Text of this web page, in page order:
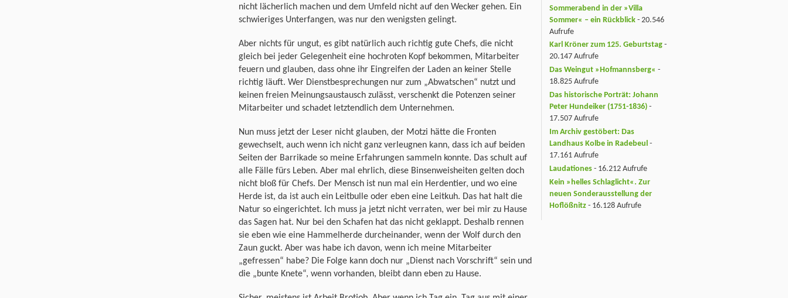
nicht lächerlich machen und dem Umfeld nicht auf den Wecker gehen. Ein
schwieriges Unterfangen, was nur den wenigsten gelingt.
Aber nichts für ungut, es gibt natürlich auch richtig gute Chefs, die nicht
gleich bei jeder Gelegenheit eine hochroten Kopf bekommen, Mitarbeiter
feuern und glauben, dass ohne ihr Eingreifen der Laden an keiner Stelle
richtig läuft. Wer Dienstbesprechungen nur zum „Abwatschen“ nutzt und
keinen freien Meinungsaustausch zulässt, verschenkt die Potenzen seiner
Mitarbeiter und schadet letztendlich dem Unternehmen.
Nun muss jetzt der Leser nicht glauben, der Motzi hätte die Fronten
gewechselt, auch wenn ich nicht ganz verleugnen kann, dass ich auf beiden
Seiten der Barrikade so meine Erfahrungen sammeln konnte. Das schult auf
alle Fälle fürs Leben. Aber mal ehrlich, diese Binsenweisheiten gelten doch
nicht bloß für Chefs. Der Mensch ist nun mal ein Herdentier, und wo eine
Herde ist, da ist auch ein Leitbulle oder eben eine Leitkuh. Das hat halt die
Natur so eingerichtet. Ich muss ja jetzt nicht verraten, wer bei mir zu Hause
das Sagen hat. Nur bei den Schafen hat das nicht geklappt. Deshalb rennen
sie eben wie eine Hammelherde durcheinander, wenn der Wolf durch den
Zaun guckt. Aber was habe ich davon, wenn ich meine Mitarbeiter
„gefressen“ habe? Die Folge kann doch nur „Dienst nach Vorschrift“ sein und
die „bunte Knete“, wenn vorhanden, bleibt dann eben zu Hause.
Sommerabend in der »Villa
Sommer« – ein Rückblick - 20.546
Aufrufe
Karl Kröner zum 125. Geburtstag -
20.147 Aufrufe
Das Weingut »Hofmannsberg« -
18.825 Aufrufe
Das historische Porträt: Johann
Peter Hundeiker (1751-1836) -
17.507 Aufrufe
Im Archiv gestöbert: Das
Landhaus Kolbe in Radebeul -
17.161 Aufrufe
Laudationes - 16.212 Aufrufe
Kein »helles Schlaglicht«. Zur
neuen Sonderausstellung der
Hoflößnitz - 16.128 Aufrufe